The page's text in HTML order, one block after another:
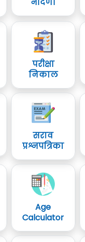
नोंदणी
परीक्षा
निकाल
सराव
प्रश्नपत्रिका
Age
Calculator